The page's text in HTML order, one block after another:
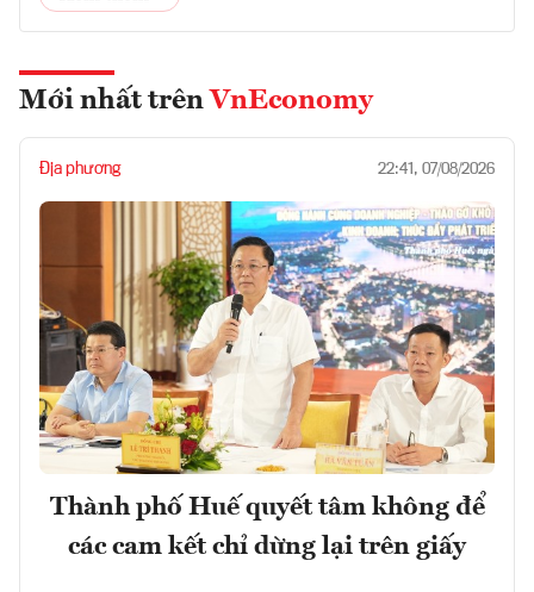
Mới nhất trên VnEconomy
Địa phương 22:41, 07/08/2026
Thành phố Huế quyết tâm không để
các cam kết chỉ dừng lại trên giấy